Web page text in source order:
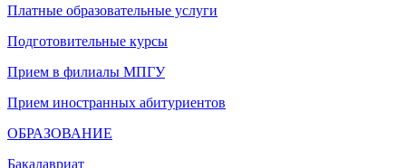
Платные образовательные услуги
Подготовительные курсы
Прием в филиалы МПГУ
Прием иностранных абитуриентов
ОБРАЗОВАНИЕ
Бакалавриат